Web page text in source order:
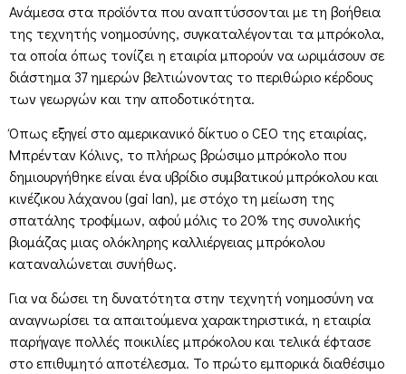
Ανάμεσα στα προϊόντα που αναπτύσσονται με τη βοήθεια
της τεχνητής νοημοσύνης, συγκαταλέγονται τα μπρόκολα,
τα οποία όπως τονίζει η εταιρία μπορούν να ωριμάσουν σε
διάστημα 37 ημερών βελτιώνοντας το περιθώριο κέρδους
των γεωργών και την αποδοτικότητα.
Όπως εξηγεί στο αμερικανικό δίκτυο ο CEO της εταιρίας,
Μπρένταν Κόλινς, το πλήρως βρώσιμο μπρόκολο που
δημιουργήθηκε είναι ένα υβρίδιο συμβατικού μπρόκολου και
κινέζικου λάχανου (gai lan), με στόχο τη μείωση της
σπατάλης τροφίμων, αφού μόλις το 20% της συνολικής
βιομάζας μιας ολόκληρης καλλιέργειας μπρόκολου
καταναλώνεται συνήθως.
Για να δώσει τη δυνατότητα στην τεχνητή νοημοσύνη να
αναγνωρίσει τα απαιτούμενα χαρακτηριστικά, η εταιρία
παρήγαγε πολλές ποικιλίες μπρόκολου και τελικά έφτασε
στο επιθυμητό αποτέλεσμα. Το πρώτο εμπορικά διαθέσιμο